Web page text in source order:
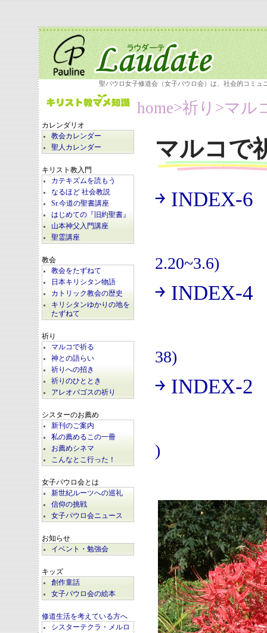
聖パウロ女子修道会（女子パウロ会）は、社会的コミ
カレンダリオ
教会カレンダー
聖人カレンダー
キリスト教入門
カテキズムを読もう
なるほど 社会教説
Sr.今道の聖書講座
はじめての『旧約聖書』
山本神父入門講座
聖霊講座
教会
教会をたずねて
日本キリシタン物語
カトリック教会の歴史
キリシタンゆかりの地を
たずねて
祈り
マルコで祈る
神との語らい
祈りへの招き
祈りのひととき
アレオパゴスの祈り
シスターのお薦め
新刊のご案内
私の薦めるこの一冊
お薦めシネマ
こんなとこ行った！
女子パウロ会とは
新世紀ルーツへの巡礼
信仰の挑戦
女子パウロ会ニュース
お知らせ
イベント・勉強会
キッズ
創作童話
女子パウロ会の絵本
修道生活を考えている方へ
シスターテクラ・メルロ
home>祈り>マル
マルコで
￫ INDEX-6
2.20~3.6)
￫ INDEX-4
38)
￫ INDEX-2
)